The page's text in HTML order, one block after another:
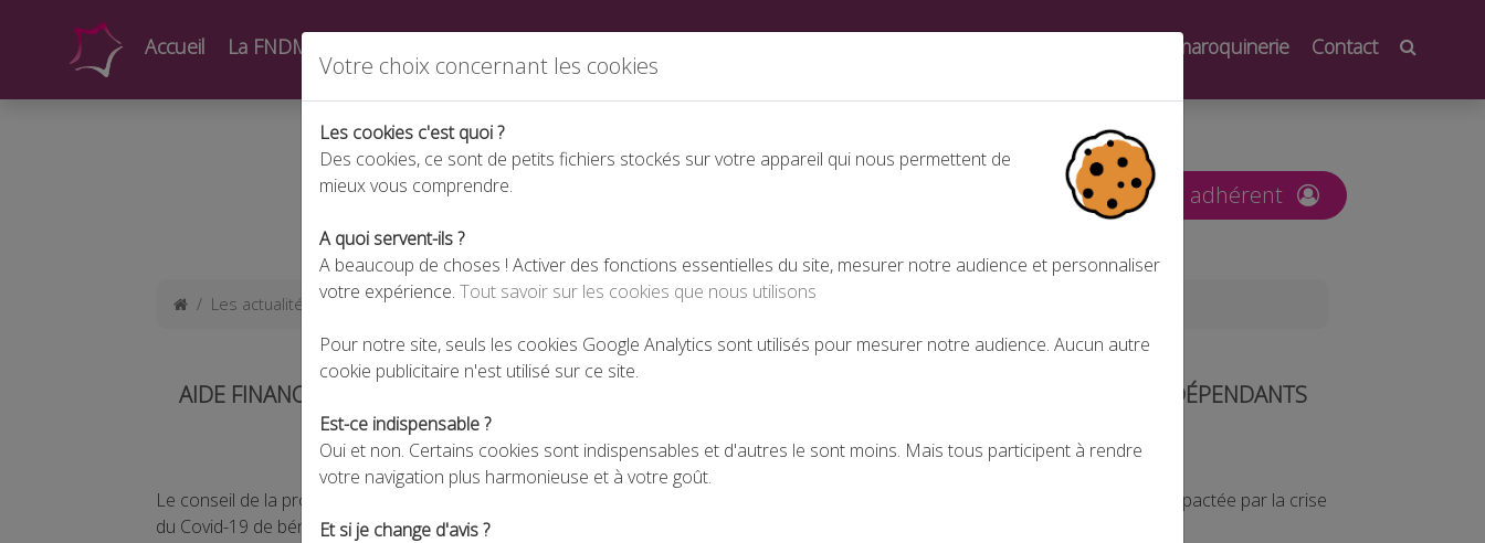
Accueil La FNDMV Salons de la maroquinerie Contact
Espace adhérent
Les actualités Aide financière exceptionnelle du Conseil de la protection sociale des travailleurs indépendants
AIDE FINANCIÈRE EXCEPTIONNELLE DU CONSEIL DE LA PROTECTION SOCIALE DES TRAVAILLEURS INDÉPENDANTS
Le conseil de la protection sociale des travailleurs indépendants (
) propose aux travailleurs indépendants dont l’activité est impactée par la crise
du Covid-19 de bénéficier d’une aide financière exceptionnelle ou d’une prise en charge de cotisations.
Votre choix concernant les cookies
Les cookies c'est quoi ?
Des cookies, ce sont de petits fichiers stockés sur votre appareil qui nous permettent de
mieux vous comprendre.
A quoi servent-ils ?
A beaucoup de choses ! Activer des fonctions essentielles du site, mesurer notre audience et personnaliser
votre expérience. Tout savoir sur les cookies que nous utilisons
Pour notre site, seuls les cookies Google Analytics sont utilisés pour mesurer notre audience. Aucun autre
cookie publicitaire n'est utilisé sur ce site.
Est-ce indispensable ?
Oui et non. Certains cookies sont indispensables et d'autres le sont moins. Mais tous participent à rendre
votre navigation plus harmonieuse et à votre goût.
Et si je change d'avis ?